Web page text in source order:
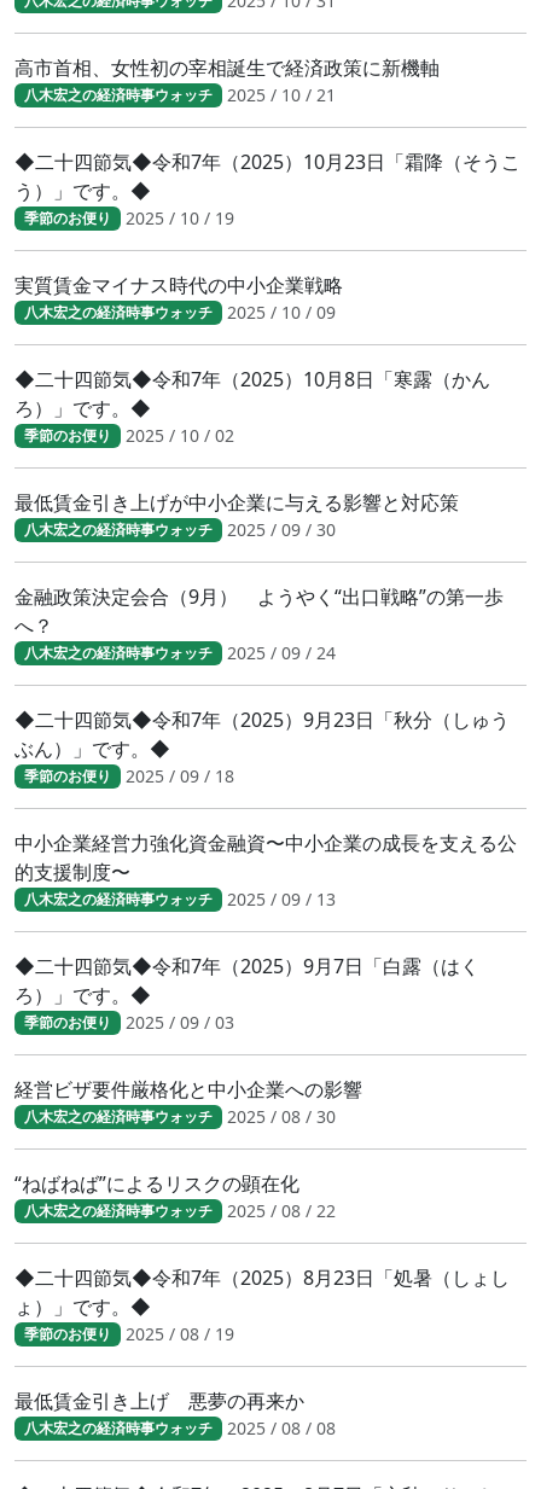
高市首相、女性初の宰相誕生で経済政策に新機軸
八木宏之の経済時事ウォッチ 2025 / 10 / 21
◆二十四節気◆令和7年（2025）10月23日「霜降（そうこ
う）」です。◆
季節のお便り 2025 / 10 / 19
実質賃金マイナス時代の中小企業戦略
八木宏之の経済時事ウォッチ 2025 / 10 / 09
◆二十四節気◆令和7年（2025）10月8日「寒露（かん
ろ）」です。◆
季節のお便り 2025 / 10 / 02
最低賃金引き上げが中小企業に与える影響と対応策
八木宏之の経済時事ウォッチ 2025 / 09 / 30
金融政策決定会合（9月） ようやく“出口戦略”の第一歩
へ？
八木宏之の経済時事ウォッチ 2025 / 09 / 24
◆二十四節気◆令和7年（2025）9月23日「秋分（しゅう
ぶん）」です。◆
季節のお便り 2025 / 09 / 18
中小企業経営力強化資金融資〜中小企業の成長を支える公
的支援制度〜
八木宏之の経済時事ウォッチ 2025 / 09 / 13
◆二十四節気◆令和7年（2025）9月7日「白露（はく
ろ）」です。◆
季節のお便り 2025 / 09 / 03
経営ビザ要件厳格化と中小企業への影響
八木宏之の経済時事ウォッチ 2025 / 08 / 30
“ねばねば”によるリスクの顕在化
八木宏之の経済時事ウォッチ 2025 / 08 / 22
◆二十四節気◆令和7年（2025）8月23日「処暑（しょし
ょ）」です。◆
季節のお便り 2025 / 08 / 19
最低賃金引き上げ 悪夢の再来か
八木宏之の経済時事ウォッチ 2025 / 08 / 08